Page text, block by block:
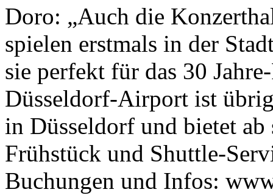
Doro: „Auch die
spielen erstmals in der
sie perfekt für das 30
Düsseldorf-Airport ist
in Düsseldorf und bietet
Frühstück und Shuttle-
Buchungen und Infos: